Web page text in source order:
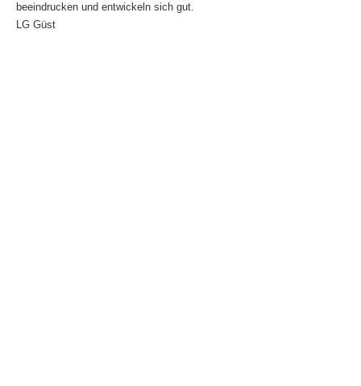
beeindrucken und entwickeln sich gut.
LG Güst